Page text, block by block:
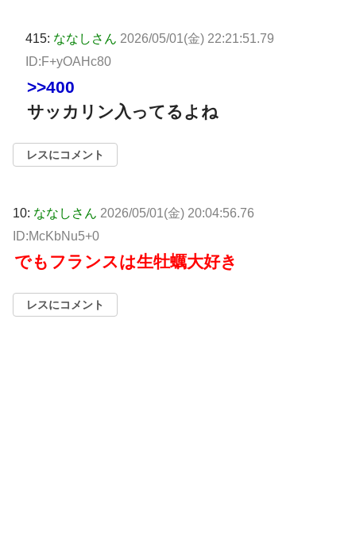
415: ななしさん 2026/05/01(金) 22:21:51.79
ID:F+yOAHc80
>>400
サッカリン入ってるよね
レスにコメント
10: ななしさん 2026/05/01(金) 20:04:56.76
ID:McKbNu5+0
でもフランスは生牡蠣大好き
レスにコメント